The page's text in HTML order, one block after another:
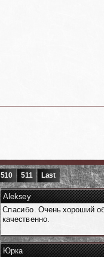
510 511 Last
Aleksey
Спасибо. Очень хороший
качественно.
Юрка